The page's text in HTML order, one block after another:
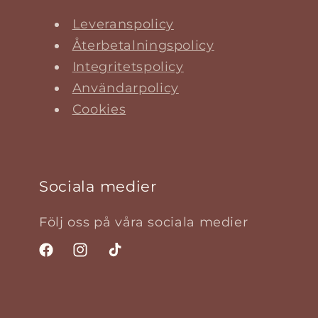
Leveranspolicy
Återbetalningspolicy
Integritetspolicy
Användarpolicy
Cookies
Sociala medier
Följ oss på våra sociala medier
FacebookInstagramTikTok